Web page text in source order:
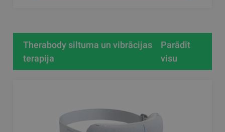
Therabody siltuma un vibrācijas
terapija
Parādīt
visu